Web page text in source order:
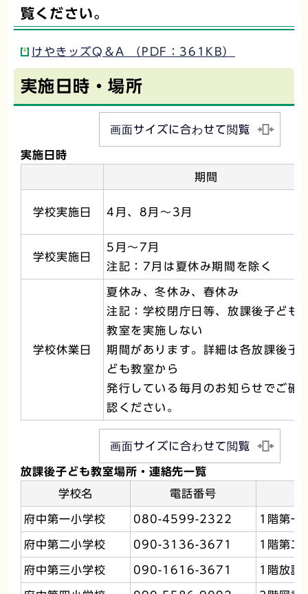
覧ください。
けやきッズQ＆A （PDF：361KB）
実施日時・場所
画面サイズに合わせて閲覧
実施日時
期間
学校実施日 4月、8月～3月
学校実施日
5月～7月
注記：7月は夏休み期間を除く
学校休業日
夏休み、冬休み、春休み
注記：学校閉庁日等、放課後子ども
教室を実施しない
期間があります。詳細は各放課後子
ども教室から
発行している毎月のお知らせでご確
認ください。
画面サイズに合わせて閲覧
放課後子ども教室場所・連絡先一覧
学校名
電話番号
府中第一小学校 080-4599-2322 1階第一
府中第二小学校 090-3136-3671 1階第二
府中第三小学校 090-1616-3671 1階放課